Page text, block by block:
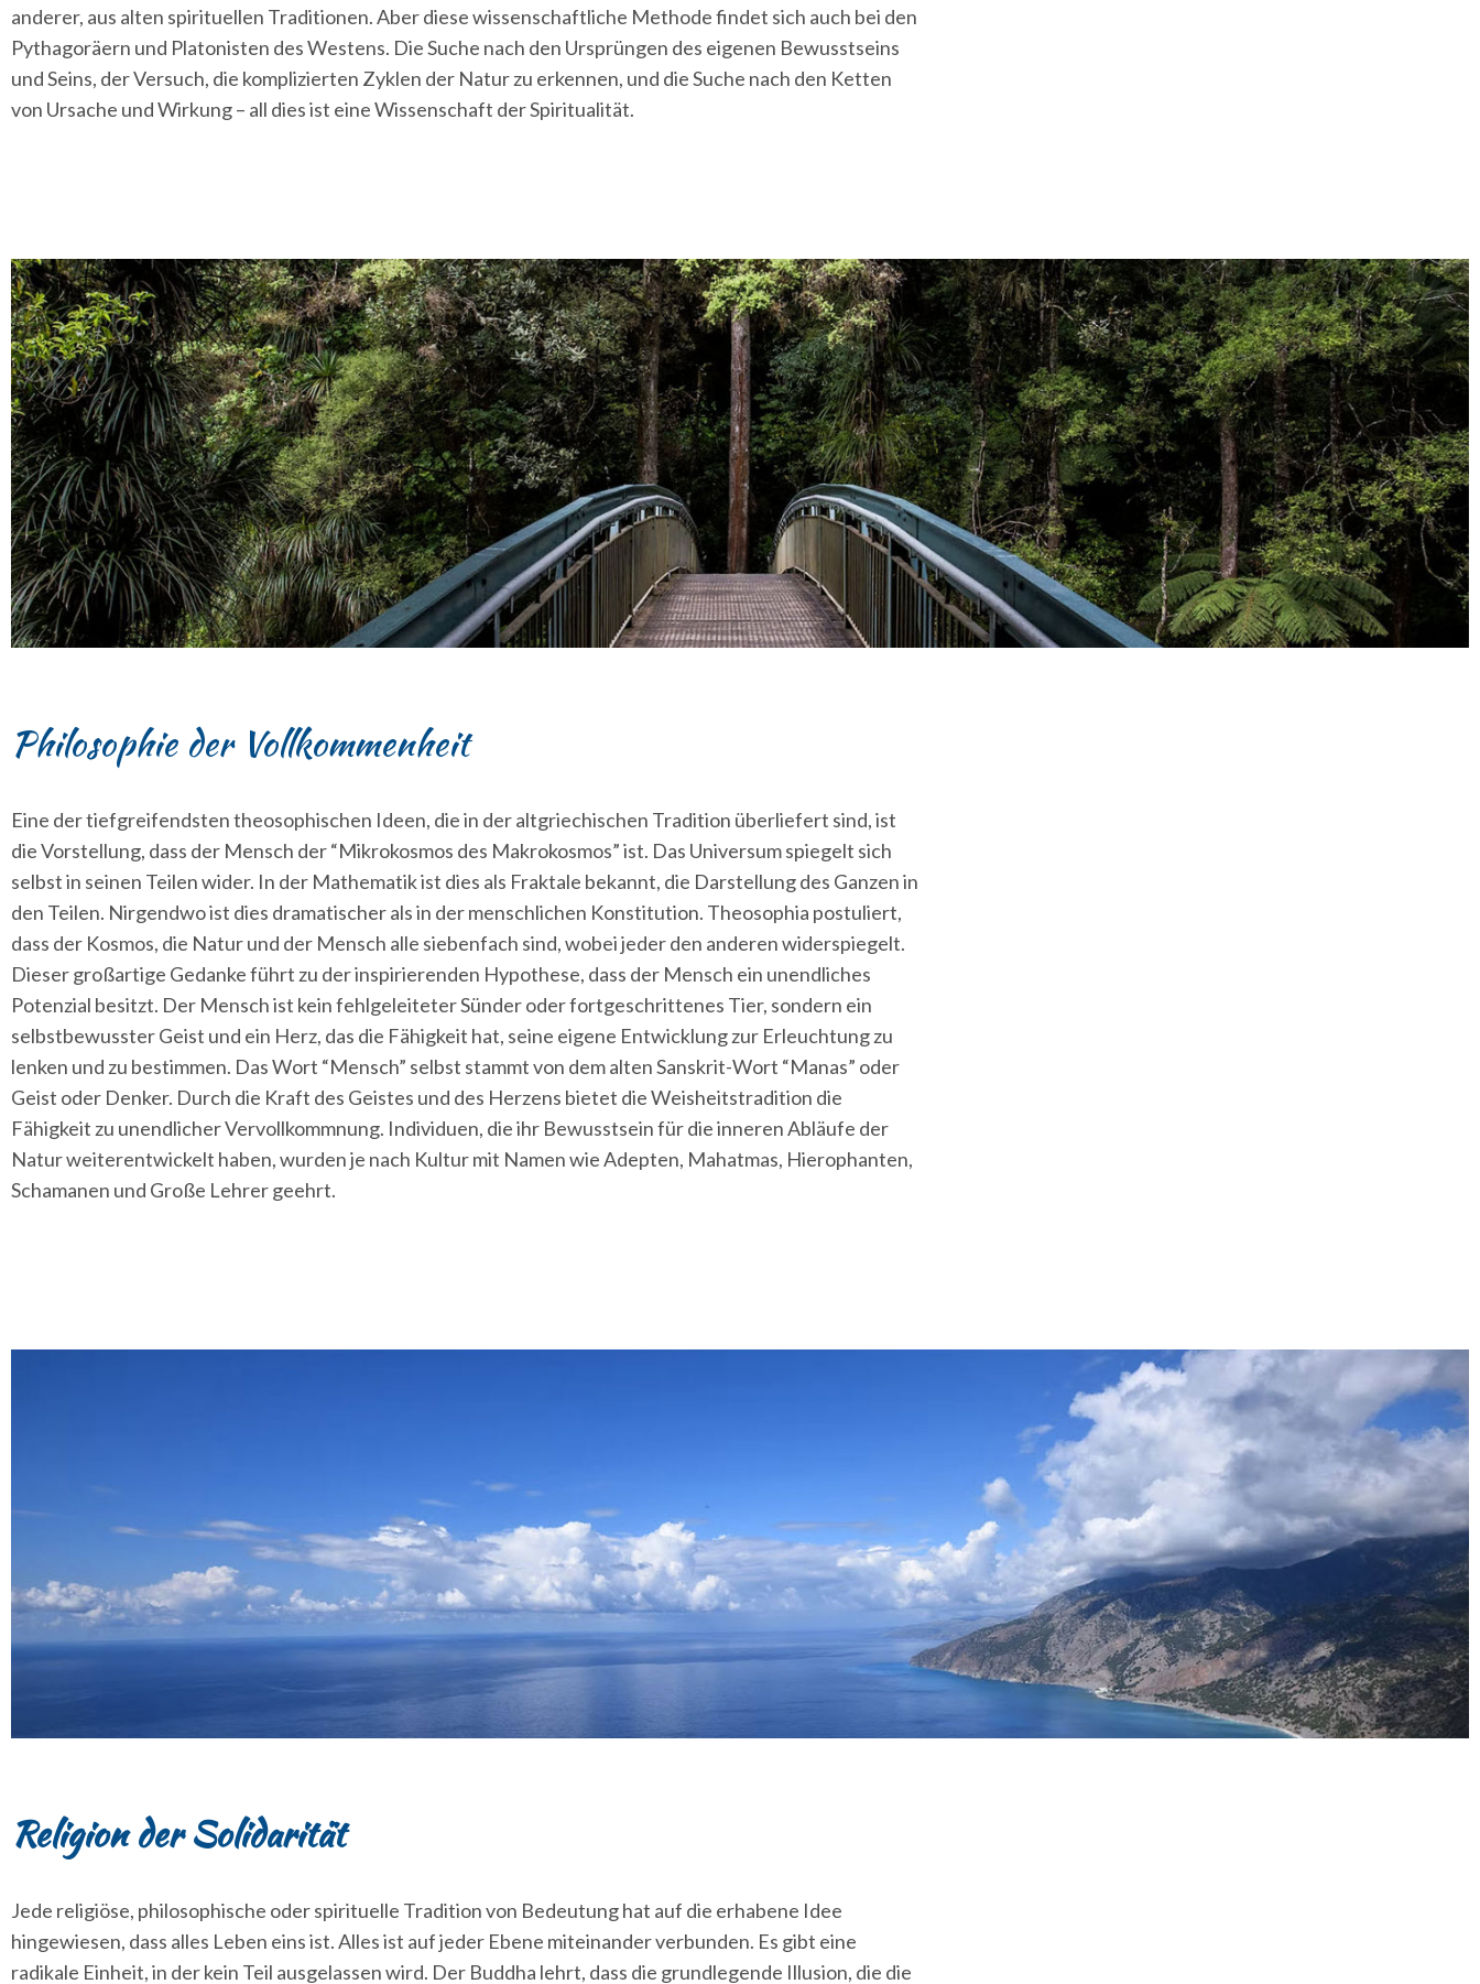
anderer, aus alten spirituellen Traditionen. Aber diese wissenschaftliche Methode findet sich auch bei den
Pythagoräern und Platonisten des Westens. Die Suche nach den Ursprüngen des eigenen Bewusstseins
und Seins, der Versuch, die komplizierten Zyklen der Natur zu erkennen, und die Suche nach den Ketten
von Ursache und Wirkung – all dies ist eine Wissenschaft der Spiritualität.
Philosophie der Vollkommenheit
Eine der tiefgreifendsten theosophischen Ideen, die in der altgriechischen Tradition überliefert sind, ist
die Vorstellung, dass der Mensch der “Mikrokosmos des Makrokosmos” ist. Das Universum spiegelt sich
selbst in seinen Teilen wider. In der Mathematik ist dies als Fraktale bekannt, die Darstellung des Ganzen in
den Teilen. Nirgendwo ist dies dramatischer als in der menschlichen Konstitution. Theosophia postuliert,
dass der Kosmos, die Natur und der Mensch alle siebenfach sind, wobei jeder den anderen widerspiegelt.
Dieser großartige Gedanke führt zu der inspirierenden Hypothese, dass der Mensch ein unendliches
Potenzial besitzt. Der Mensch ist kein fehlgeleiteter Sünder oder fortgeschrittenes Tier, sondern ein
selbstbewusster Geist und ein Herz, das die Fähigkeit hat, seine eigene Entwicklung zur Erleuchtung zu
lenken und zu bestimmen. Das Wort “Mensch” selbst stammt von dem alten Sanskrit-Wort “Manas” oder
Geist oder Denker. Durch die Kraft des Geistes und des Herzens bietet die Weisheitstradition die
Fähigkeit zu unendlicher Vervollkommnung. Individuen, die ihr Bewusstsein für die inneren Abläufe der
Natur weiterentwickelt haben, wurden je nach Kultur mit Namen wie Adepten, Mahatmas, Hierophanten,
Schamanen und Große Lehrer geehrt.
Religion der Solidarität
Jede religiöse, philosophische oder spirituelle Tradition von Bedeutung hat auf die erhabene Idee
hingewiesen, dass alles Leben eins ist. Alles ist auf jeder Ebene miteinander verbunden. Es gibt eine
radikale Einheit, in der kein Teil ausgelassen wird. Der Buddha lehrt, dass die grundlegende Illusion, die die